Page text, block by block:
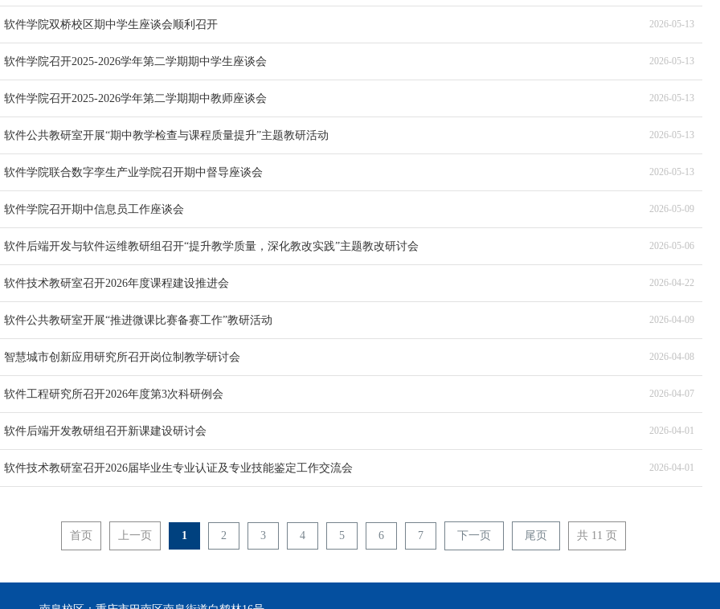
2026-05-13
软件学院双桥校区期中学生座谈会顺利召开
2026-05-13
软件学院召开2025-2026学年第二学期期中学生座谈会
2026-05-13
软件学院召开2025-2026学年第二学期期中教师座谈会
2026-05-13
软件公共教研室开展“期中教学检查与课程质量提升”主题教研活动
2026-05-13
软件学院联合数字孪生产业学院召开期中督导座谈会
2026-05-09
软件学院召开期中信息员工作座谈会
2026-05-06
软件后端开发与软件运维教研组召开“提升教学质量，深化教改实践”主题教改研讨会
2026-04-22
软件技术教研室召开2026年度课程建设推进会
2026-04-09
软件公共教研室开展“推进微课比赛备赛工作”教研活动
2026-04-08
智慧城市创新应用研究所召开岗位制教学研讨会
2026-04-07
软件工程研究所召开2026年度第3次科研例会
2026-04-01
软件后端开发教研组召开新课建设研讨会
2026-04-01
软件技术教研室召开2026届毕业生专业认证及专业技能鉴定工作交流会
首页 上一页 1 2 3 4 5 6 7 下一页 尾页 共 11 页